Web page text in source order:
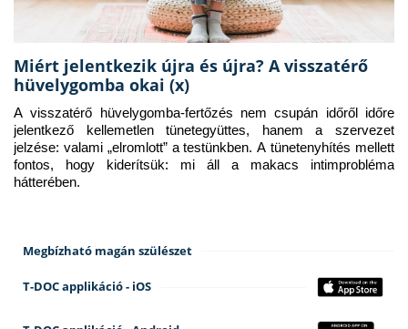
Miért jelentkezik újra és újra? A visszatérő
hüvelygomba okai (x)
A visszatérő hüvelygomba-fertőzés nem csupán időről időre
jelentkező kellemetlen tünetegyüttes, hanem a szervezet
jelzése: valami „elromlott” a testünkben. A tünetenyhítés mellett
fontos, hogy kiderítsük: mi áll a makacs intimprobléma
hátterében.
Megbízható magán szülészet
T-DOC applikáció - iOS